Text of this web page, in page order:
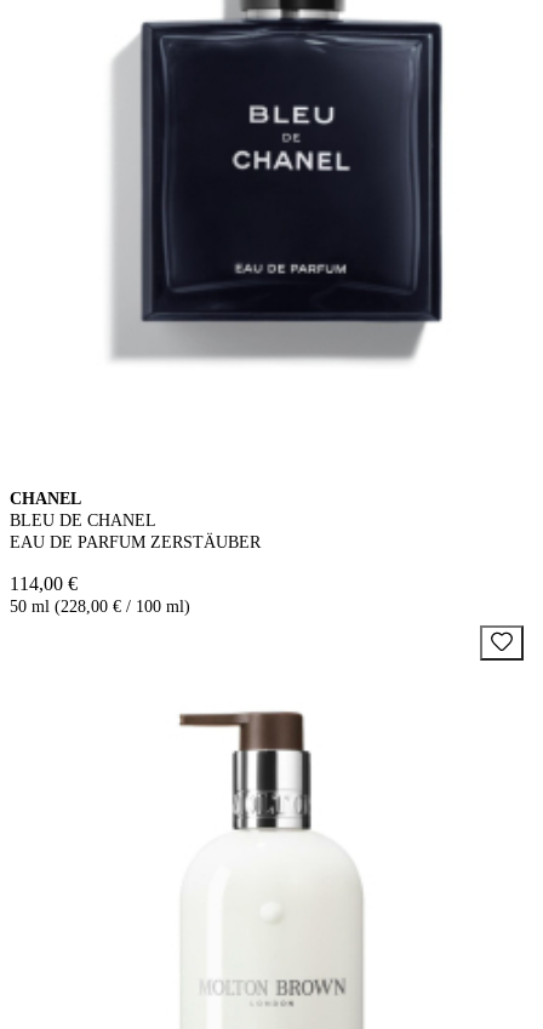
CHANEL
BLEU DE CHANEL
EAU DE PARFUM ZERSTÄUBER
114,00 €
50 ml (228,00 € / 100 ml)